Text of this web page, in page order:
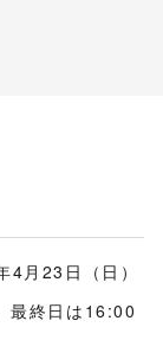
4月23日（日）
最終日は16:00